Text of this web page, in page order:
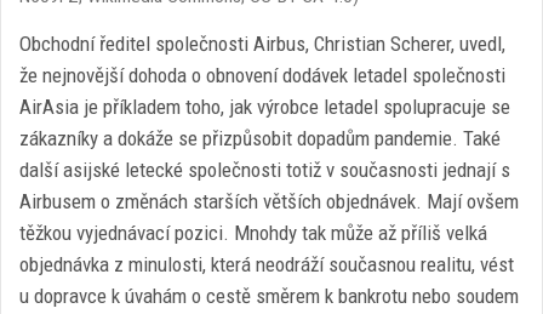
Obchodní ředitel společnosti Airbus, Christian Scherer, uvedl,
že nejnovější dohoda o obnovení dodávek letadel společnosti
AirAsia je příkladem toho, jak výrobce letadel spolupracuje se
zákazníky a dokáže se přizpůsobit dopadům pandemie. Také
další asijské letecké společnosti totiž v současnosti jednají s
Airbusem o změnách starších větších objednávek. Mají ovšem
těžkou vyjednávací pozici. Mnohdy tak může až příliš velká
objednávka z minulosti, která neodráží současnou realitu, vést
u dopravce k úvahám o cestě směrem k bankrotu nebo soudem